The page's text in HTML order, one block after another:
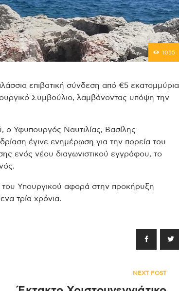
1055
επιβατική σύνδεση από €5 εκατομμύρια
Συμβούλιο, λαμβάνοντας υπόψη την
ο Υφυπουργός Ναυτιλίας, Βασίλης
έγινε ενημέρωση για την πορεία του
ενός νέου διαγωνιστικού εγγράφου, το
Υπουργικού αφορά στην προκήρυξη
τρία χρόνια.
NEXT POST